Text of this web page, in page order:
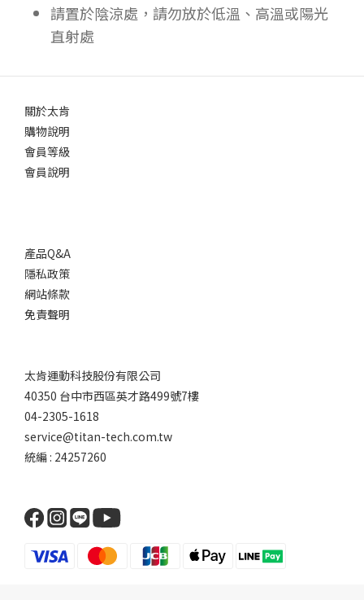
請置於陰涼處，請勿放於低溫、高溫或陽光
直射處
關於太肯
購物說明
會員等級
會員說明
產品Q&A
隱私政策
網站條款
免責聲明
太肯運動科技股份有限公司
40350 台中市西區英才路499號7樓
04-2305-1618
service@titan-tech.com.tw
統編 : 24257260